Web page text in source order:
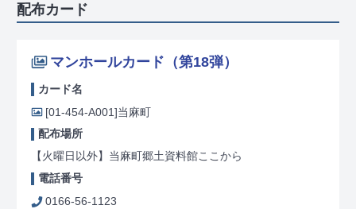
配布カード
マンホールカード（第18弾）
カード名
[01-454-A001]当麻町
配布場所
【火曜日以外】当麻町郷土資料館ここから
電話番号
0166-56-1123